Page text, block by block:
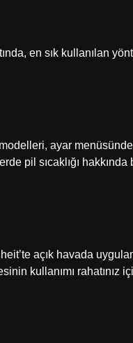
en sık kullanılan
ayar
pil sıcaklığı
açık havada
kullanımı rahatınız